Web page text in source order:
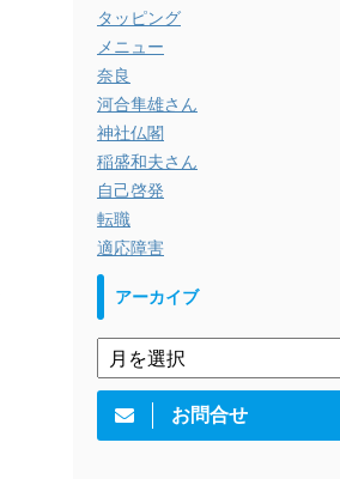
タッピング
メニュー
奈良
河合隼雄さん
神社仏閣
稲盛和夫さん
自己啓発
転職
適応障害
アーカイブ
お問合せ